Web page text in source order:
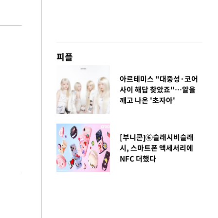
피플
아르테미스 "대중성·코어
사이 해답 찾았죠"…알을
깨고 나온 '초자아'
[부니콘]⑥슬래시비슬래
시, 스마트폰 액세서리에
NFC 더했다